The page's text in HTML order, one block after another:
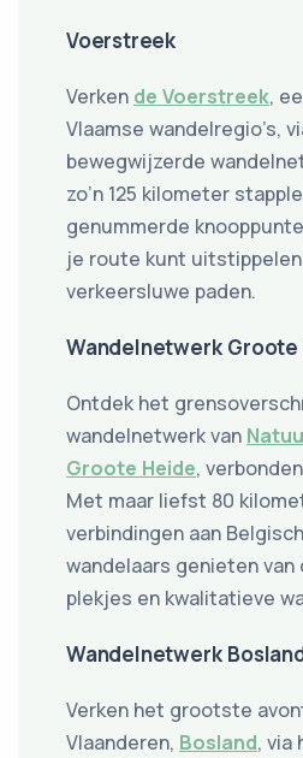
Voerstreek
Verken de Voerstreek,
Vlaamse wandelregio’s,
bewegwijzerde
zo’n 125 kilometer
genummerde
je route kunt
verkeersluwe paden.
Wandelnetwerk Groote
Ontdek het
wandelnetwerk van
Groote Heide,
Met maar liefst 80
verbindingen aan
wandelaars genieten
plekjes en kwalitatieve
Wandelnetwerk
Verken het grootste
Vlaanderen, Bosland, via